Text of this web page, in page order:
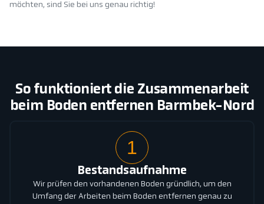
möchten, sind Sie bei uns genau richtig!
So funktioniert die Zusammenarbeit
beim Boden entfernen Barmbek-Nord
1
Bestandsaufnahme
Wir prüfen den vorhandenen Boden gründlich, um den
Umfang der Arbeiten beim Boden entfernen genau zu